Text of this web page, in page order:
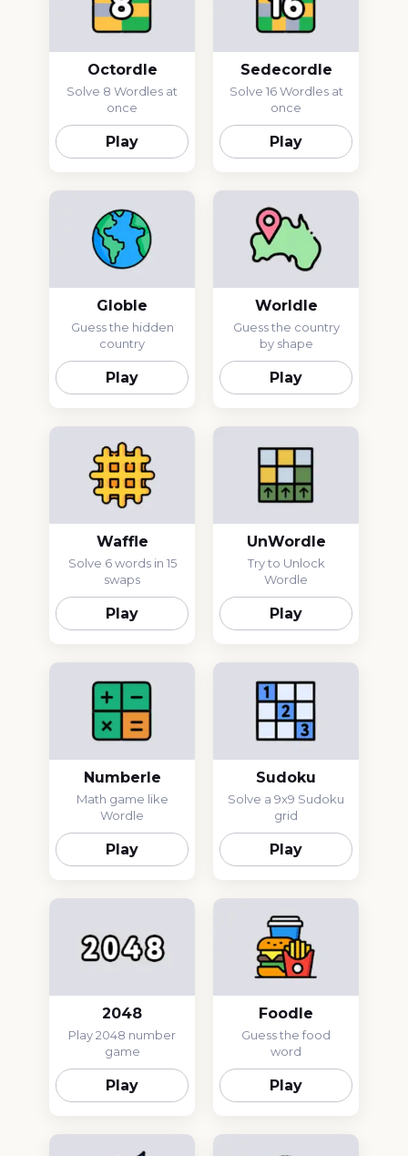
Octordle
Solve 8 Wordles at
once
Play
Sedecordle
Solve 16 Wordles at
once
Play
Globle
Guess the hidden
country
Play
Worldle
Guess the country
by shape
Play
Waffle
Solve 6 words in 15
swaps
Play
UnWordle
Try to Unlock
Wordle
Play
Numberle
Math game like
Wordle
Play
Sudoku
Solve a 9x9 Sudoku
grid
Play
2048
Play 2048 number
game
Play
Foodle
Guess the food
word
Play